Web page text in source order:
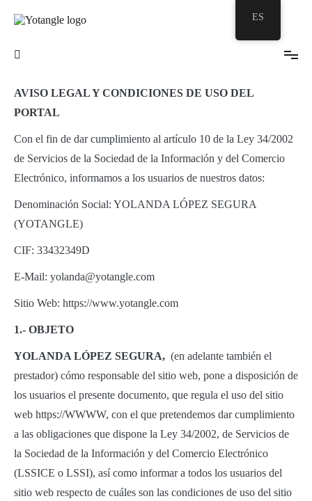
AVISO LEGAL Y CONDICIONES DE USO DEL
PORTAL
Con el fin de dar cumplimiento al artículo 10 de la Ley 34/2002
de Servicios de la Sociedad de la Información y del Comercio
Electrónico, informamos a los usuarios de nuestros datos:
Denominación Social: YOLANDA LÓPEZ SEGURA
(YOTANGLE)
CIF: 33432349D
E-Mail: yolanda@yotangle.com
Sitio Web: https://www.yotangle.com
1.- OBJETO
YOLANDA LÓPEZ SEGURA, (en adelante también el
prestador) cómo responsable del sitio web, pone a disposición de
los usuarios el presente documento, que regula el uso del sitio
web https://WWWW, con el que pretendemos dar cumplimiento
a las obligaciones que dispone la Ley 34/2002, de Servicios de
la Sociedad de la Información y del Comercio Electrónico
(LSSICE o LSSI), así como informar a todos los usuarios del
sitio web respecto de cuáles son las condiciones de uso del sitio
ES